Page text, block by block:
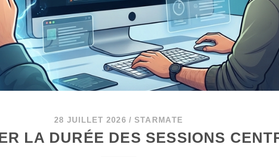
28 JUILLET 2026 / STARMATE
LA DURÉE DES SESSIONS